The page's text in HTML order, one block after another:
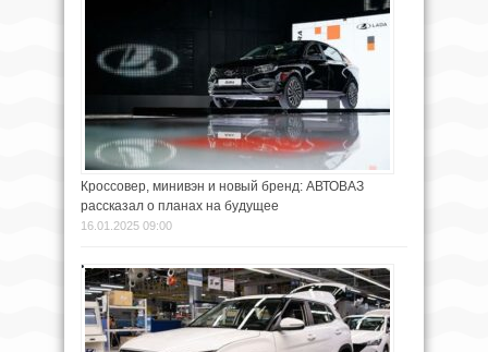
Кроссовер, минивэн и новый бренд: АВТОВАЗ
рассказал о планах на будущее
16.01.2025 09:00